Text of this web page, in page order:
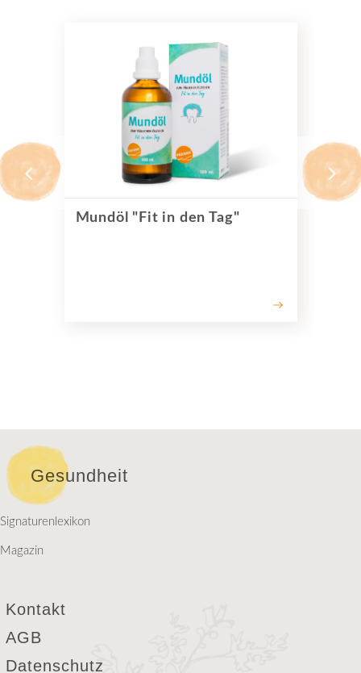
Mundöl "Fit in den Tag"
Gesundheit
Signaturenlexikon
Magazin
Kontakt
AGB
Datenschutz